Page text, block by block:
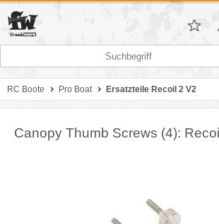
RC Boote Pro Boat Ersatzteile Recoil 2 V2
Canopy Thumb Screws (4):